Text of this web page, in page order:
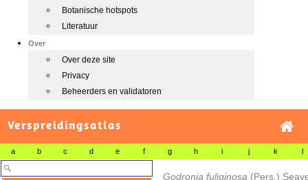
Botanische hotspots
Literatuur
Over
Over deze site
Privacy
Beheerders en validatoren
Verspreidingsatlas
a b c d e f g h i j k l
Godronia fuliginosa (Pers.)